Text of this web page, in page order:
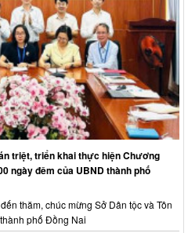
triệt, triển khai thực hiện Chương
ngày đêm của UBND thành phố
thăm, chúc mừng Sở Dân tộc và Tôn
phố Đồng Nai